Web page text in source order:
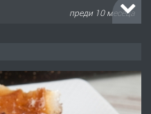
преди 10 месеца
преди 1 година